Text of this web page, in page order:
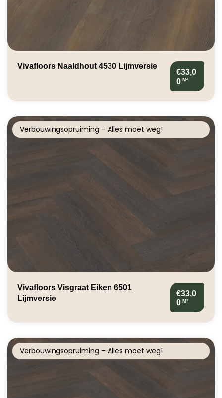
Vivafloors Naaldhout 4530 Lijmversie
€33,0
0 M²
Verbouwingsopruiming – Alles moet weg!
Vivafloors Visgraat Eiken 6501
Lijmversie
€33,0
0 M²
Verbouwingsopruiming – Alles moet weg!